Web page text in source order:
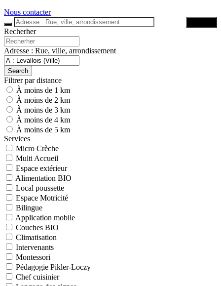
Nous contacter
Recherher
Adresse : Rue, ville, arrondissement
Search
Filtrer par distance
À moins de 1 km
À moins de 2 km
À moins de 3 km
À moins de 4 km
À moins de 5 km
Services
Micro Crèche
Multi Accueil
Espace extérieur
Alimentation BIO
Local poussette
Espace Motricité
Bilingue
Application mobile
Couches BIO
Climatisation
Intervenants
Montessori
Pédagogie Pikler-Loczy
Chef cuisinier